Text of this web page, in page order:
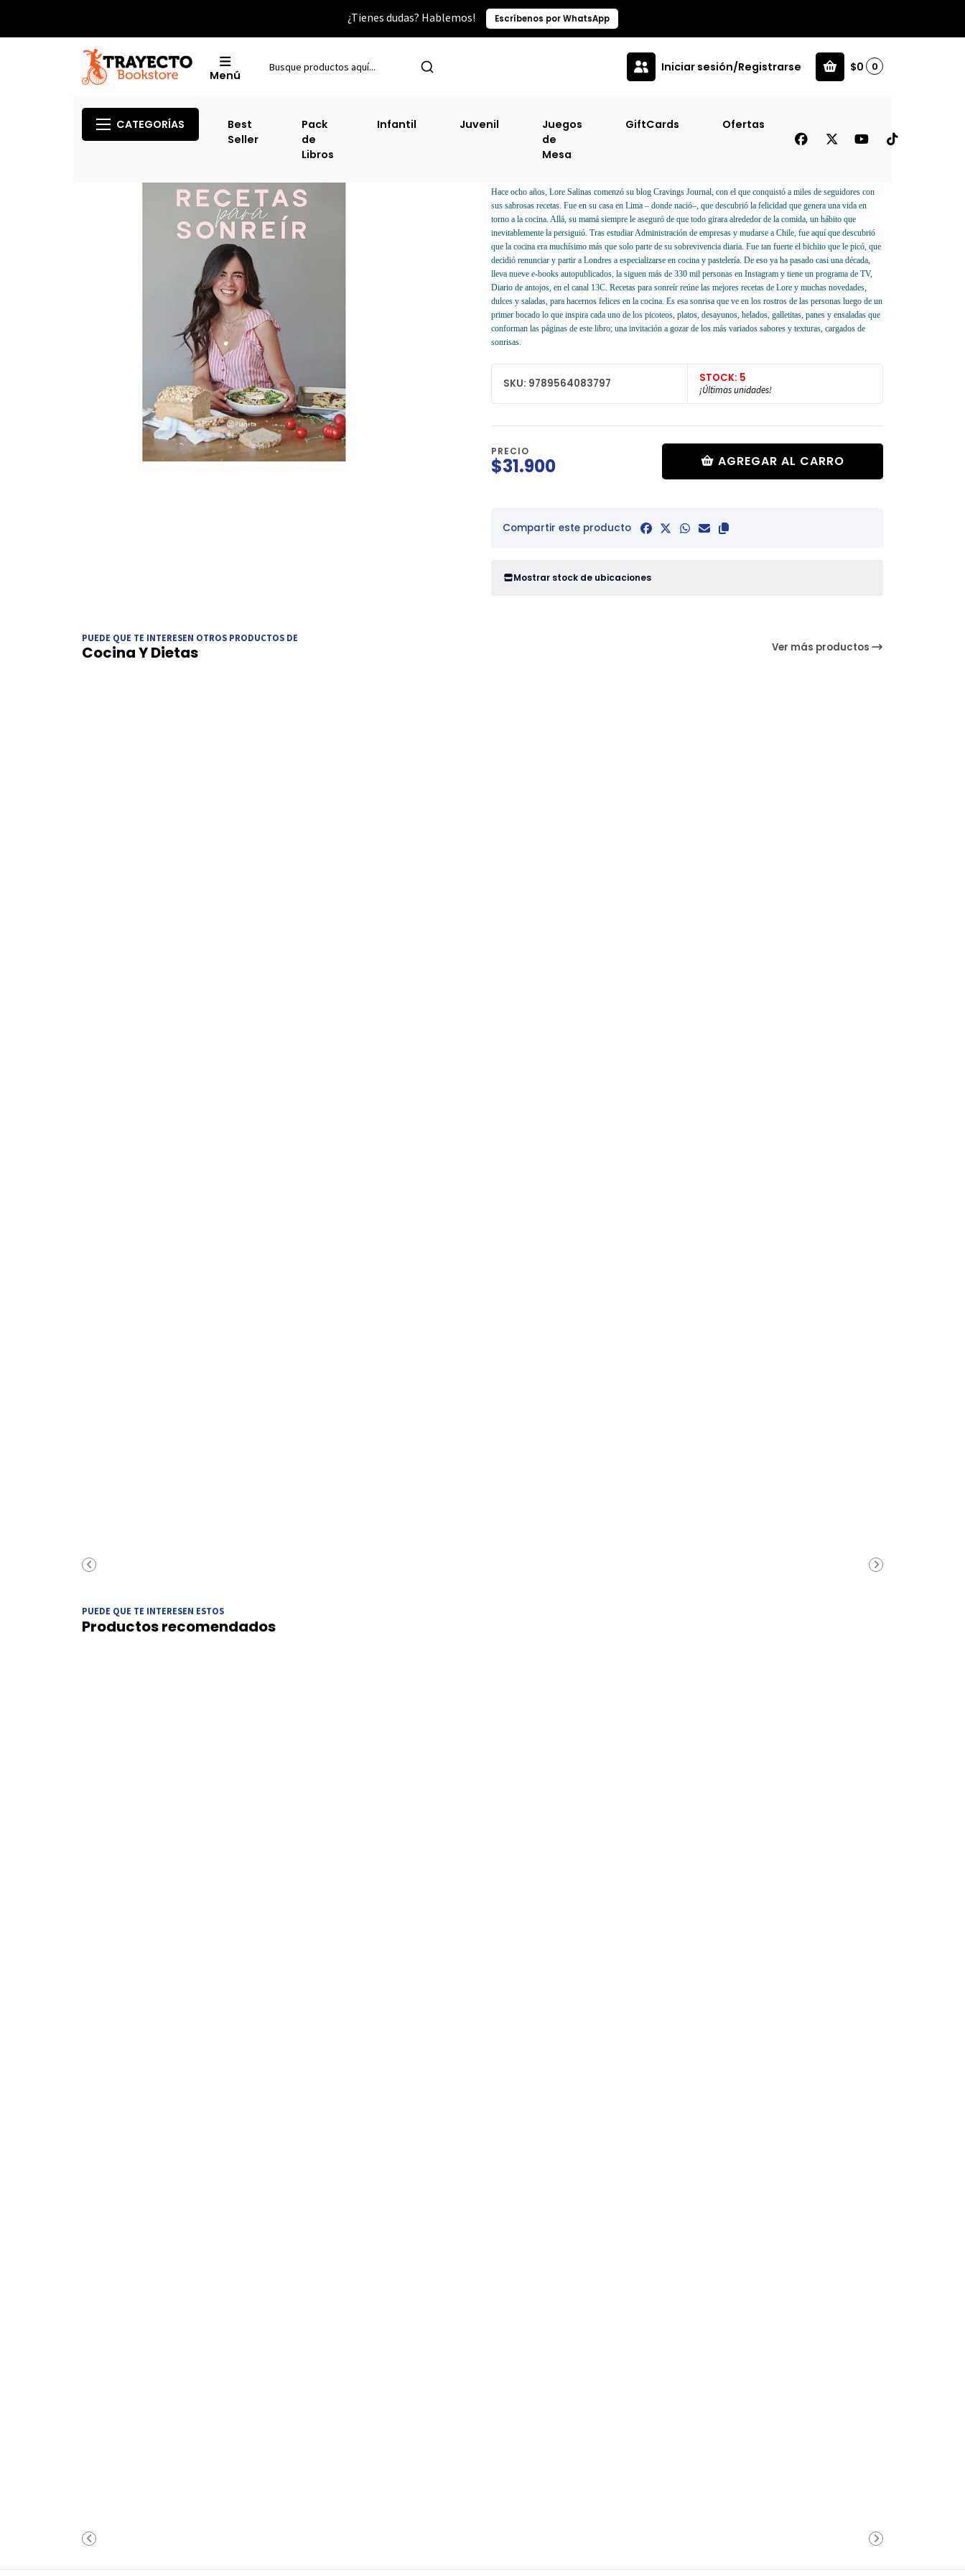
¿Tienes dudas? Hablemos! Escríbenos por WhatsApp
Menú
Iniciar sesión/Registrarse $0 0
CATEGORÍAS
Best
Seller
Pack
de
Libros
Infantil Juvenil
Juegos
de
Mesa
GiftCards Ofertas
Recetas Para Sonreir [Coc]
Hace ocho años, Lore Salinas comenzó su blog Cravings Journal, con el que conquistó a miles de seguidores con
sus sabrosas recetas. Fue en su casa en Lima – donde nació–, que descubrió la felicidad que genera una vida en
torno a la cocina. Allá, su mamá siempre le aseguró de que todo girara alrededor de la comida, un hábito que
inevitablemente la persiguió. Tras estudiar Administración de empresas y mudarse a Chile, fue aquí que descubrió
que la cocina era muchísimo más que solo parte de su sobrevivencia diaria. Fue tan fuerte el bichito que le picó, que
decidió renunciar y partir a Londres a especializarse en cocina y pastelería. De eso ya ha pasado casi una década,
lleva nueve e-books autopublicados, la siguen más de 330 mil personas en Instagram y tiene un programa de TV,
Diario de antojos, en el canal 13C. Recetas para sonreír reúne las mejores recetas de Lore y muchas novedades,
dulces y saladas, para hacernos felices en la cocina. Es esa sonrisa que ve en los rostros de las personas luego de un
primer bocado lo que inspira cada uno de los picoteos, platos, desayunos, helados, galletitas, panes y ensaladas que
conforman las páginas de este libro; una invitación a gozar de los más variados sabores y texturas, cargados de
sonrisas.
SKU: 9789564083797 STOCK: 5
¡Últimas unidades!
PRECIO
$31.900 AGREGAR AL CARRO
Compartir este producto
Mostrar stock de ubicaciones
PUEDE QUE TE INTERESEN OTROS PRODUCTOS DE
Cocina Y Dietas Ver más productos
PUEDE QUE TE INTERESEN ESTOS
Productos recomendados